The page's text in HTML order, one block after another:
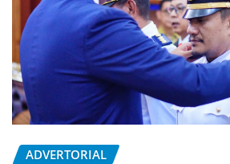
ADVERTORIAL